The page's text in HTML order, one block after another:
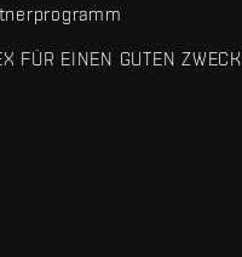
FÜR EINEN GUTEN ZWECK